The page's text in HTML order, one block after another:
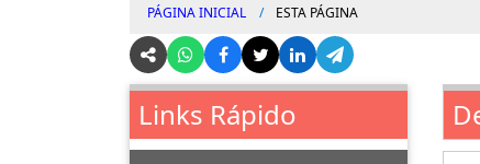
PÁGINA INICIAL ESTA PÁGINA
Links Rápido